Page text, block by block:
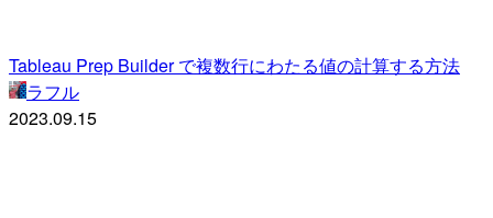
Tableau Prep Builder で複数行にわたる値の計算する方法
ラフル
2023.09.15